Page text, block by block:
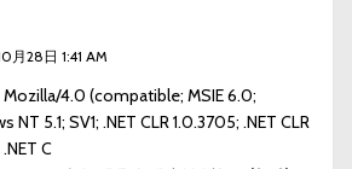
月28日 1:41 AM
Mozilla/4.0 (compatible; MSIE 6.0;
NT 5.1; SV1; .NET CLR 1.0.3705; .NET CLR
.NET C